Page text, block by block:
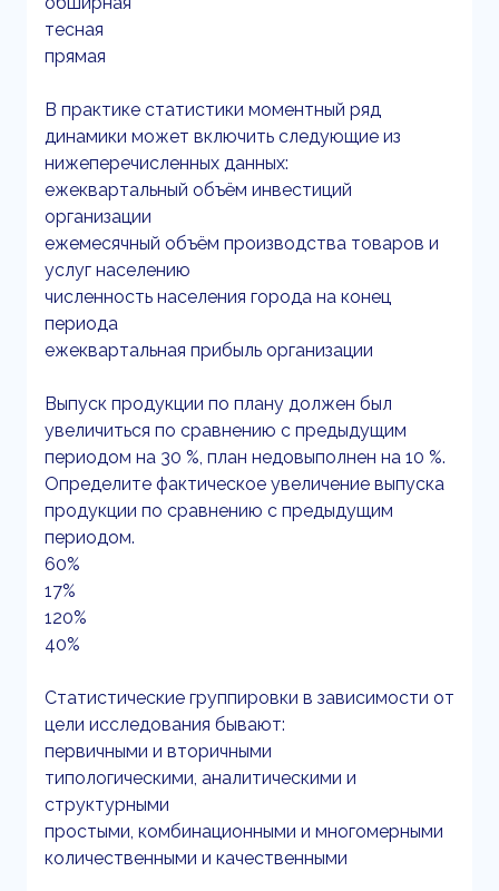
тесная
прямая
В практике статистики моментный ряд
динамики может включить следующие из
нижеперечисленных данных:
ежеквартальный объём инвестиций
организации
ежемесячный объём производства товаров и
услуг населению
численность населения города на конец
периода
ежеквартальная прибыль организации
Выпуск продукции по плану должен был
увеличиться по сравнению с предыдущим
периодом на 30 %, план недовыполнен на 10 %.
Определите фактическое увеличение выпуска
продукции по сравнению с предыдущим
периодом.
60%
17%
120%
40%
Статистические группировки в зависимости от
цели исследования бывают:
первичными и вторичными
типологическими, аналитическими и
структурными
простыми, комбинационными и многомерными
количественными и качественными